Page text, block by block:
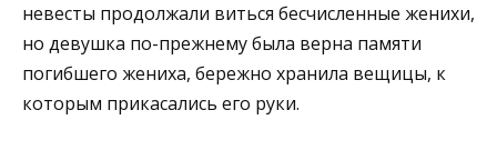
невесты продолжали виться бесчисленные женихи,
но девушка по-прежнему была верна памяти
погибшего жениха, бережно хранила вещицы, к
которым прикасались его руки.